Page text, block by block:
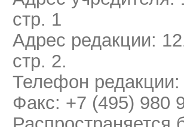
стр. 1
Адрес редакции:
стр. 2.
Телефон
Факс: +7 (495) 980